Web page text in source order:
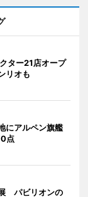
ター21店オープ
リオも
にアルペン旗艦
点
パビリオンの